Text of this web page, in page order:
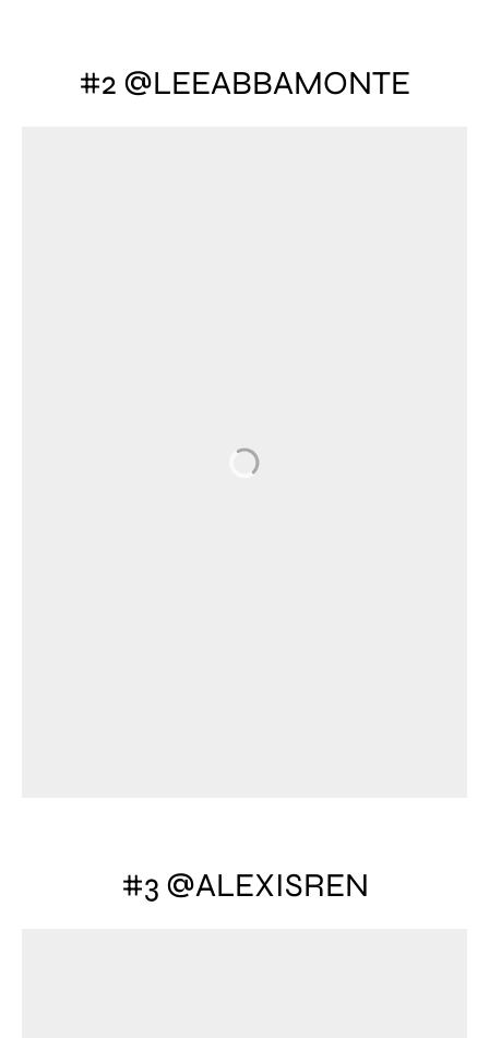
#2 @LEEABBAMONTE
#3 @ALEXISREN